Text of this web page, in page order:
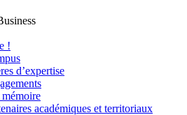
!
d’expertise
académiques et territoriaux